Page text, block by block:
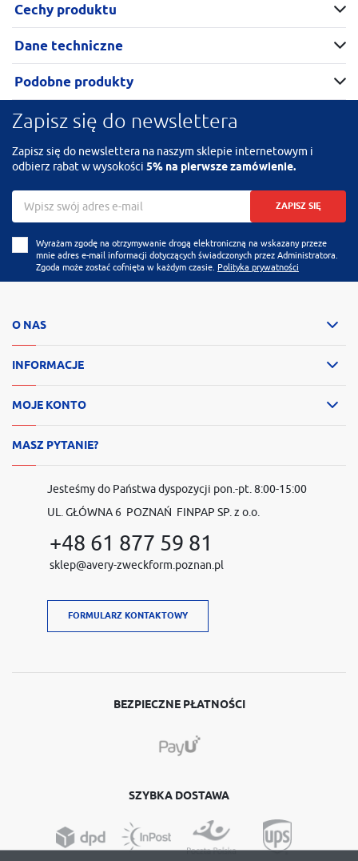
Cechy produktu
Dane techniczne
Podobne produkty
Zapisz się do newslettera
Zapisz się do newslettera na naszym sklepie internetowym i
odbierz rabat w wysokości 5% na pierwsze zamówienie.
ZAPISZ SIĘ
Wyrażam zgodę na otrzymywanie drogą elektroniczną na wskazany przeze
mnie adres e-mail informacji dotyczących świadczonych przez Administratora.
Zgoda może zostać cofnięta w każdym czasie. Polityka prywatności
O NAS
INFORMACJE
MOJE KONTO
MASZ PYTANIE?
Jesteśmy do Państwa dyspozycji pon.-pt. 8:00-15:00
UL. GŁÓWNA 6 POZNAŃ FINPAP SP. z o.o.
+48 61 877 59 81
sklep@avery-zweckform.poznan.pl
FORMULARZ KONTAKTOWY
BEZPIECZNE PŁATNOŚCI
SZYBKA DOSTAWA